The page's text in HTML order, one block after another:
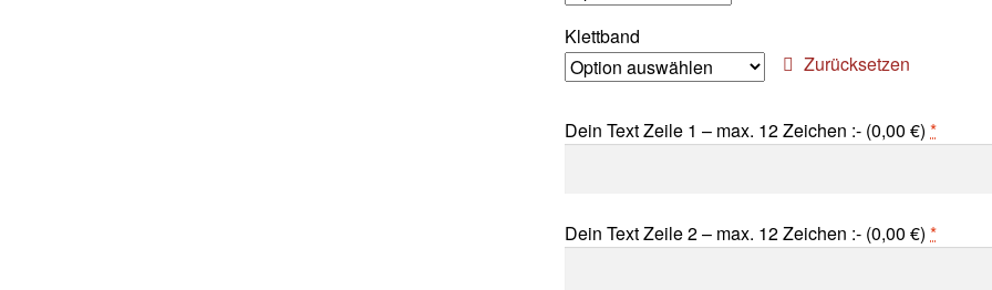
Klettband
Zurücksetzen
Dein Text Zeile 1 – max. 12 Zeichen :- (0,00€)*
Dein Text Zeile 2 – max. 12 Zeichen :- (0,00€)*